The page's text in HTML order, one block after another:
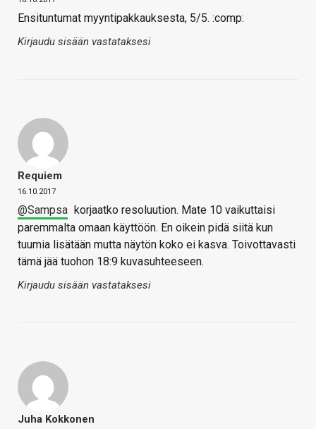
Ensituntumat myyntipakkauksesta, 5/5. :comp:
Kirjaudu sisään vastataksesi
Requiem
16.10.2017
@Sampsa korjaatko resoluution. Mate 10 vaikuttaisi
paremmalta omaan käyttöön. En oikein pidä siitä kun
tuumia lisätään mutta näytön koko ei kasva. Toivottavasti
tämä jää tuohon 18:9 kuvasuhteeseen.
Kirjaudu sisään vastataksesi
Juha Kokkonen